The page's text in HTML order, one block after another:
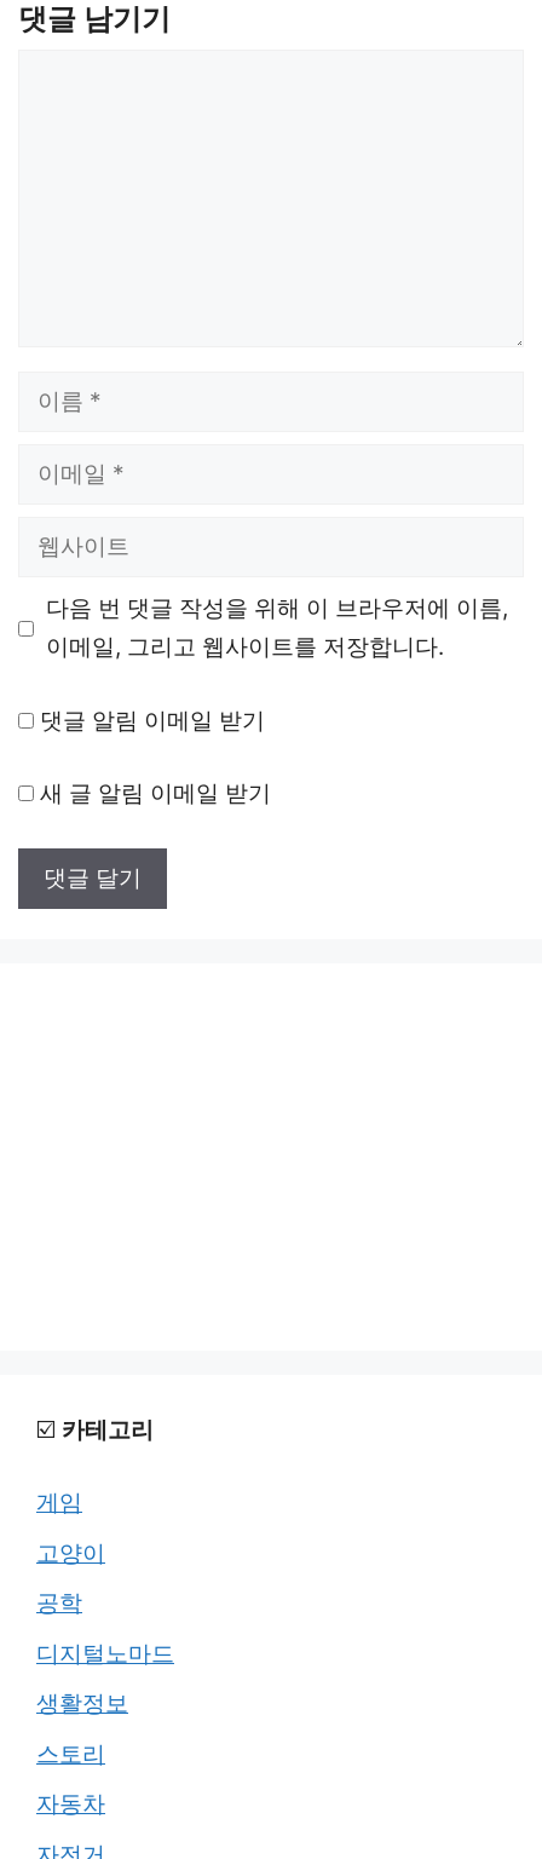
댓글 남기기
일
다음 번 댓글 작성을 위해 이 브라우저에 이름,
이메일, 그리고 웹사이트를 저장합니다.
댓글 알림 이메일 받기
새 글 알림 이메일 받기
☑️ 카테고리
게임
고양이
공학
디지털노마드
생활정보
스토리
자동차